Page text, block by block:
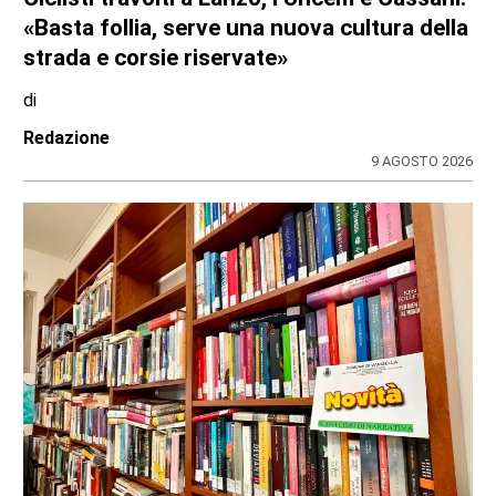
10 AGOSTO 2026
CRONACA
Nubifragio sul Canavese, albero caduto tra
Front e Favria
di